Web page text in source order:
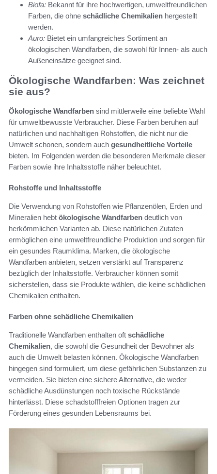
Biofa: Bekannt für ihre hochwertigen, umweltfreundlichen
Farben, die ohne schädliche Chemikalien hergestellt
werden.
Auro: Bietet ein umfangreiches Sortiment an
ökologischen Wandfarben, die sowohl für Innen- als auch
Außeneinsätze geeignet sind.
Ökologische Wandfarben: Was zeichnet
sie aus?
Ökologische Wandfarben sind mittlerweile eine beliebte Wahl
für umweltbewusste Verbraucher. Diese Farben beruhen auf
natürlichen und nachhaltigen Rohstoffen, die nicht nur die
Umwelt schonen, sondern auch gesundheitliche Vorteile
bieten. Im Folgenden werden die besonderen Merkmale dieser
Farben sowie ihre Inhaltsstoffe näher beleuchtet.
Rohstoffe und Inhaltsstoffe
Die Verwendung von Rohstoffen wie Pflanzenölen, Erden und
Mineralien hebt ökologische Wandfarben deutlich von
herkömmlichen Varianten ab. Diese natürlichen Zutaten
ermöglichen eine umweltfreundliche Produktion und sorgen für
ein gesundes Raumklima. Marken, die ökologische
Wandfarben anbieten, setzen verstärkt auf Transparenz
bezüglich der Inhaltsstoffe. Verbraucher können somit
sicherstellen, dass sie Produkte wählen, die keine schädlichen
Chemikalien enthalten.
Farben ohne schädliche Chemikalien
Traditionelle Wandfarben enthalten oft schädliche
Chemikalien, die sowohl die Gesundheit der Bewohner als
auch die Umwelt belasten können. Ökologische Wandfarben
hingegen sind formuliert, um diese gefährlichen Substanzen zu
vermeiden. Sie bieten eine sichere Alternative, die weder
schädliche Ausdünstungen noch toxische Rückstände
hinterlässt. Diese schadstofffreien Optionen tragen zur
Förderung eines gesunden Lebensraums bei.